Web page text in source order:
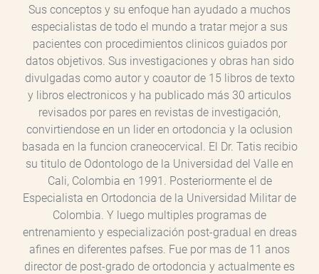
Sus conceptos y su enfoque han ayudado a muchos
especialistas de todo el mundo a tratar mejor a sus
pacientes con procedimientos clinicos guiados por
datos objetivos. Sus investigaciones y obras han sido
divulgadas como autor y coautor de 15 libros de texto
y libros electronicos y ha publicado más 30 articulos
revisados por pares en revistas de investigación,
convirtiendose en un lider en ortodoncia y la oclusion
basada en la funcion craneocervical. El Dr. Tatis recibio
su titulo de Odontologo de la Universidad del Valle en
Cali, Colombia en 1991. Posteriormente el de
Especialista en Ortodoncia de la Universidad Militar de
Colombia. Y luego multiples programas de
entrenamiento y especialización post-gradual en dreas
afines en diferentes pafses. Fue por mas de 11 anos
director de post-grado de ortodoncia y actualmente es